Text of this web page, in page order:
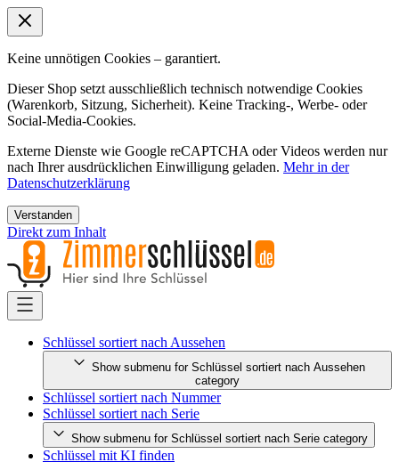
Keine unnötigen Cookies – garantiert.
Dieser Shop setzt ausschließlich technisch notwendige Cookies
(Warenkorb, Sitzung, Sicherheit). Keine Tracking-, Werbe- oder
Social-Media-Cookies.
Externe Dienste wie Google reCAPTCHA oder Videos werden nur
nach Ihrer ausdrücklichen Einwilligung geladen. Mehr in der
Datenschutzerklärung
Verstanden
Direkt zum Inhalt
Schlüssel sortiert nach Aussehen
Show submenu for Schlüssel sortiert nach Aussehen
category
Schlüssel sortiert nach Nummer
Schlüssel sortiert nach Serie
Show submenu for Schlüssel sortiert nach Serie category
Schlüssel mit KI finden